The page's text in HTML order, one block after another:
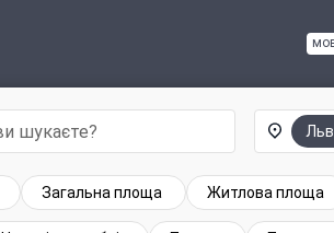
Загальна площа Житлова площа